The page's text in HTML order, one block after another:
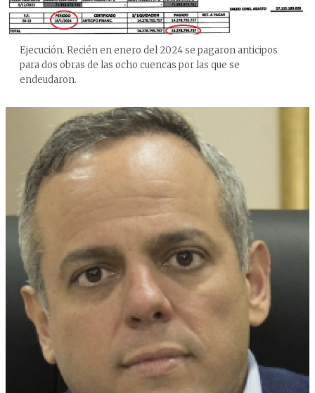
Ejecución. Recién en enero del 2024 se pagaron anticipos
para dos obras de las ocho cuencas por las que se
endeudaron.